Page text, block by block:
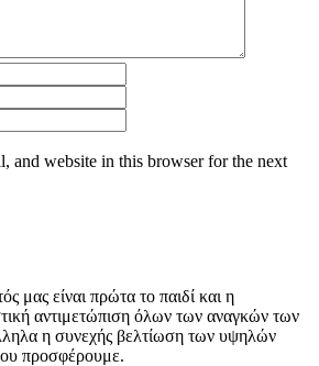
and website in this browser for the next
μας είναι πρώτα το παιδί και η
αντιμετώπιση όλων των αναγκών των
η συνεχής βελτίωση των υψηλών
προσφέρουμε.